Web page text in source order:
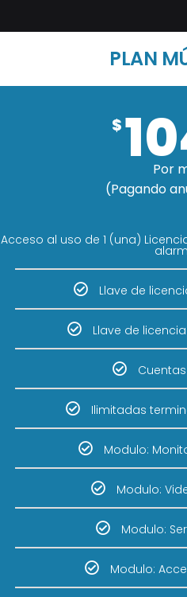
PLAN
$
Por
(Pagando
Acceso al uso de 1 (una)
Llave de
Llave de
Ilimitadas
Modulo:
Modulo:
Modulo:
Modulo: